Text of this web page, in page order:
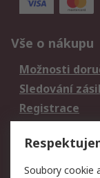
Vše o nákupu
Možnosti
Sledování
Registrace
Právní
Soubory cookie